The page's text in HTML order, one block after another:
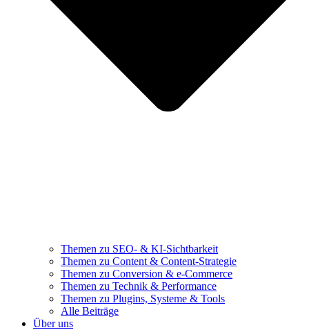
Themen zu SEO- & KI-Sichtbarkeit
Themen zu Content & Content-Strategie
Themen zu Conversion & e-Commerce
Themen zu Technik & Performance
Themen zu Plugins, Systeme & Tools
Alle Beiträge
Über uns